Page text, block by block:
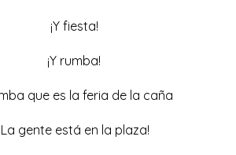
¡Y fiesta!
¡Y rumba!
que es la feria de la caña
gente está en la plaza!